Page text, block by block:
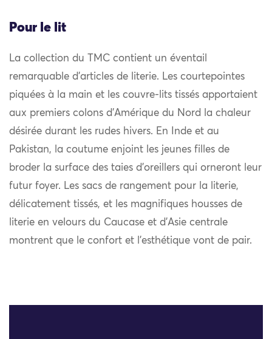
Pour le lit
La collection du TMC contient un éventail
remarquable d’articles de literie. Les courtepointes
piquées à la main et les couvre-lits tissés apportaient
aux premiers colons d’Amérique du Nord la chaleur
désirée durant les rudes hivers. En Inde et au
Pakistan, la coutume enjoint les jeunes filles de
broder la surface des taies d’oreillers qui orneront leur
futur foyer. Les sacs de rangement pour la literie,
délicatement tissés, et les magnifiques housses de
literie en velours du Caucase et d’Asie centrale
montrent que le confort et l’esthétique vont de pair.